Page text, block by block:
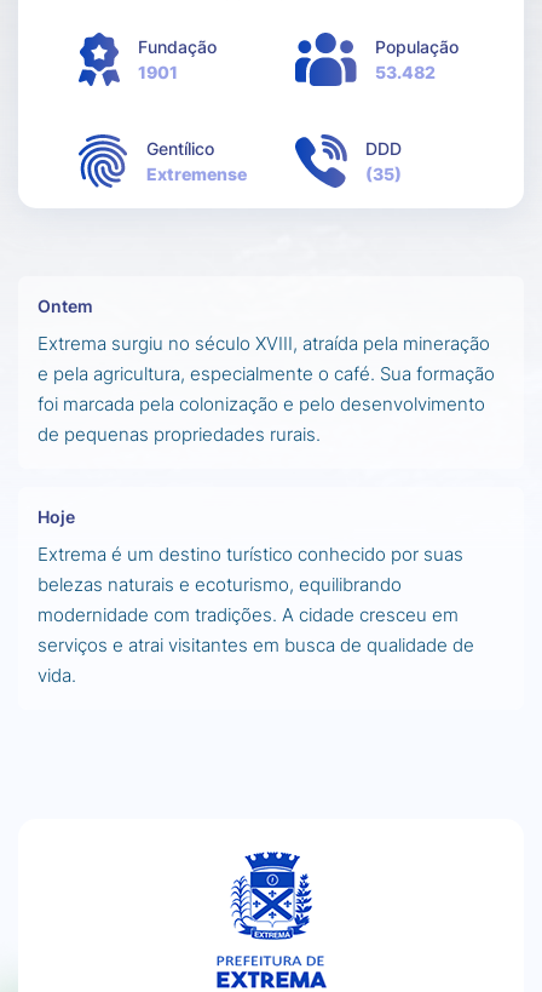
Fundação
1901
População
53.482
Gentílico
Extremense
DDD
(35)
Ontem
Extrema surgiu no século XVIII, atraída pela mineração
e pela agricultura, especialmente o café. Sua formação
foi marcada pela colonização e pelo desenvolvimento
de pequenas propriedades rurais.
Hoje
Extrema é um destino turístico conhecido por suas
belezas naturais e ecoturismo, equilibrando
modernidade com tradições. A cidade cresceu em
serviços e atrai visitantes em busca de qualidade de
vida.